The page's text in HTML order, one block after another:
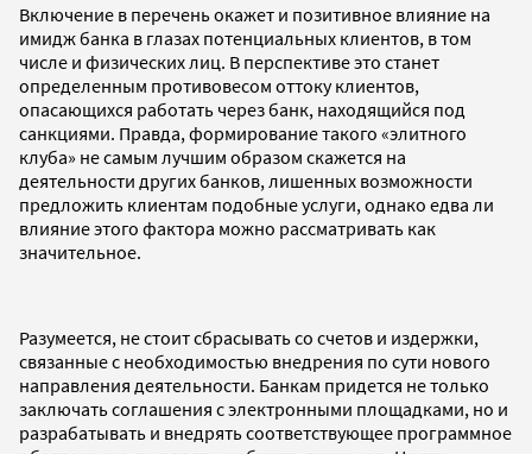
Включение в перечень окажет и позитивное влияние на
имидж банка в глазах потенциальных клиентов, в том
числе и физических лиц. В перспективе это станет
определенным противовесом оттоку клиентов,
опасающихся работать через банк, находящийся под
санкциями. Правда, формирование такого «элитного
клуба» не самым лучшим образом скажется на
деятельности других банков, лишенных возможности
предложить клиентам подобные услуги, однако едва ли
влияние этого фактора можно рассматривать как
значительное.
Разумеется, не стоит сбрасывать со счетов и издержки,
связанные с необходимостью внедрения по сути нового
направления деятельности. Банкам придется не только
заключать соглашения с электронными площадками, но и
разрабатывать и внедрять соответствующее программное